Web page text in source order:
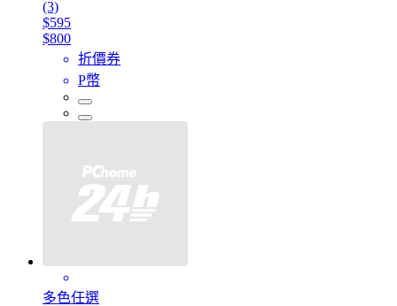
(3)
$595
$800
折價券
P幣
多色任選